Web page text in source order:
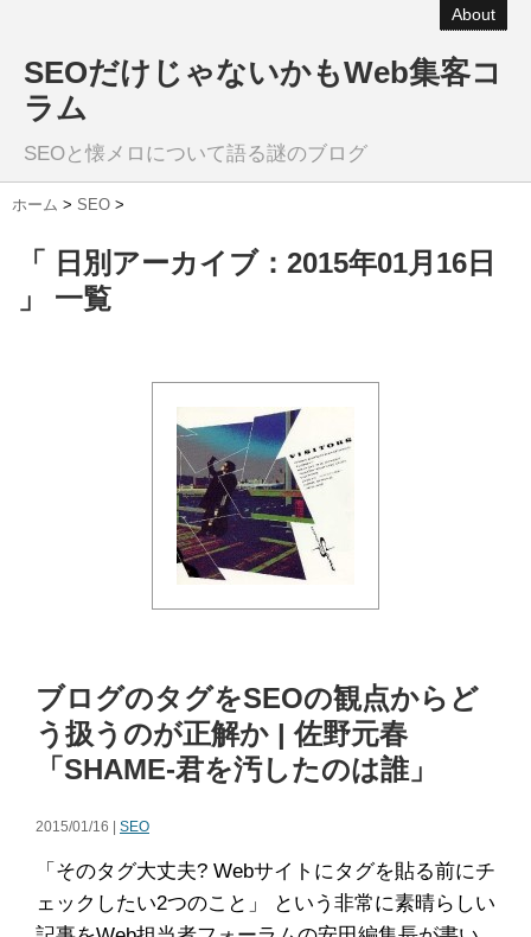
About
SEOだけじゃないかもWeb集客コ
ラム
SEOと懐メロについて語る謎のブログ
ホーム > SEO >
「 日別アーカイブ：2015年01月16日
」 一覧
ブログのタグをSEOの観点からど
う扱うのが正解か | 佐野元春
「SHAME-君を汚したのは誰」
2015/01/16 | SEO
「そのタグ大丈夫? Webサイトにタグを貼る前にチ
ェックしたい2つのこと」 という非常に素晴らしい